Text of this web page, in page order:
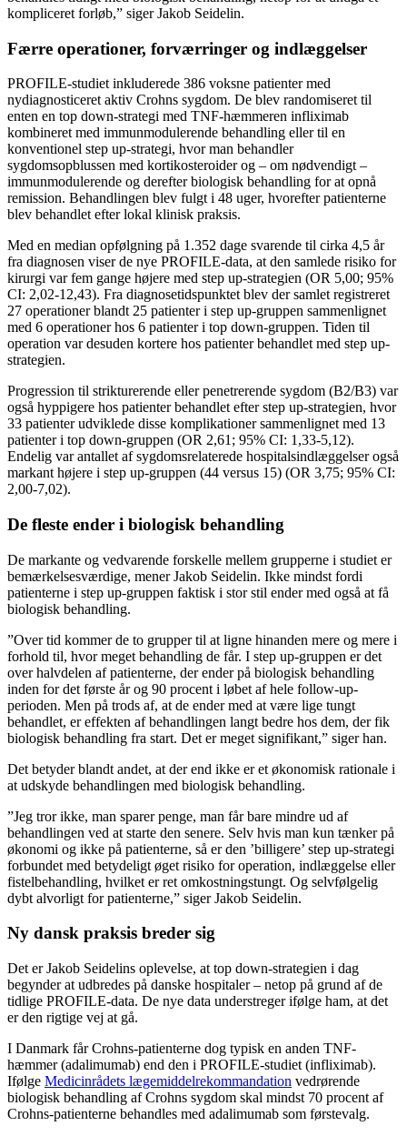
kompliceret forløb,” siger Jakob Seidelin.
Færre operationer, forværringer og indlæggelser
PROFILE-studiet inkluderede 386 voksne patienter med
nydiagnosticeret aktiv Crohns sygdom. De blev randomiseret til
enten en top down-strategi med TNF-hæmmeren infliximab
kombineret med immunmodulerende behandling eller til en
konventionel step up-strategi, hvor man behandler
sygdomsopblussen med kortikosteroider og – om nødvendigt –
immunmodulerende og derefter biologisk behandling for at opnå
remission. Behandlingen blev fulgt i 48 uger, hvorefter patienterne
blev behandlet efter lokal klinisk praksis.
Med en median opfølgning på 1.352 dage svarende til cirka 4,5 år
fra diagnosen viser de nye PROFILE-data, at den samlede risiko for
kirurgi var fem gange højere med step up-strategien (OR 5,00; 95%
CI: 2,02-12,43). Fra diagnosetidspunktet blev der samlet registreret
27 operationer blandt 25 patienter i step up-gruppen sammenlignet
med 6 operationer hos 6 patienter i top down-gruppen. Tiden til
operation var desuden kortere hos patienter behandlet med step up-
strategien.
Progression til strikturerende eller penetrerende sygdom (B2/B3) var
også hyppigere hos patienter behandlet efter step up-strategien, hvor
33 patienter udviklede disse komplikationer sammenlignet med 13
patienter i top down-gruppen (OR 2,61; 95% CI: 1,33-5,12).
Endelig var antallet af sygdomsrelaterede hospitalsindlæggelser også
markant højere i step up-gruppen (44 versus 15) (OR 3,75; 95% CI:
2,00-7,02).
De fleste ender i biologisk behandling
De markante og vedvarende forskelle mellem grupperne i studiet er
bemærkelsesværdige, mener Jakob Seidelin. Ikke mindst fordi
patienterne i step up-gruppen faktisk i stor stil ender med også at få
biologisk behandling.
”Over tid kommer de to grupper til at ligne hinanden mere og mere i
forhold til, hvor meget behandling de får. I step up-gruppen er det
over halvdelen af patienterne, der ender på biologisk behandling
inden for det første år og 90 procent i løbet af hele follow-up-
perioden. Men på trods af, at de ender med at være lige tungt
behandlet, er effekten af behandlingen langt bedre hos dem, der fik
biologisk behandling fra start. Det er meget signifikant,” siger han.
Det betyder blandt andet, at der end ikke er et økonomisk rationale i
at udskyde behandlingen med biologisk behandling.
”Jeg tror ikke, man sparer penge, man får bare mindre ud af
behandlingen ved at starte den senere. Selv hvis man kun tænker på
økonomi og ikke på patienterne, så er den ’billigere’ step up-strategi
forbundet med betydeligt øget risiko for operation, indlæggelse eller
fistelbehandling, hvilket er ret omkostningstungt. Og selvfølgelig
dybt alvorligt for patienterne,” siger Jakob Seidelin.
Ny dansk praksis breder sig
Det er Jakob Seidelins oplevelse, at top down-strategien i dag
begynder at udbredes på danske hospitaler – netop på grund af de
tidlige PROFILE-data. De nye data understreger ifølge ham, at det
er den rigtige vej at gå.
I Danmark får Crohns-patienterne dog typisk en anden TNF-
hæmmer (adalimumab) end den i PROFILE-studiet (infliximab).
Ifølge Medicinrådets lægemiddelrekommandation vedrørende
biologisk behandling af Crohns sygdom skal mindst 70 procent af
Crohns-patienterne behandles med adalimumab som førstevalg.